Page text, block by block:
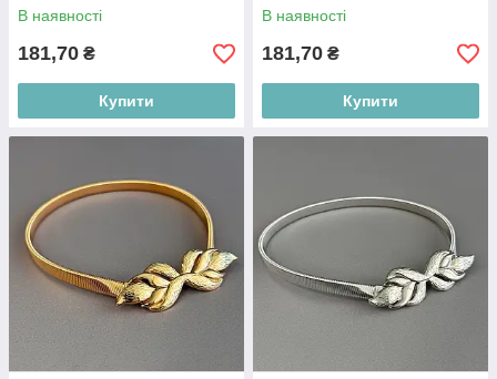
В наявності
181,70 ₴
Купити
В наявності
181,70 ₴
Купити